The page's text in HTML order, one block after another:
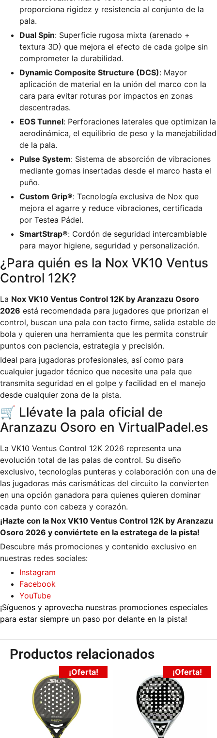
proporciona rigidez y resistencia al conjunto de la
pala.
Dual Spin: Superficie rugosa mixta (arenado +
textura 3D) que mejora el efecto de cada golpe sin
comprometer la durabilidad.
Dynamic Composite Structure (DCS): Mayor
aplicación de material en la unión del marco con la
cara para evitar roturas por impactos en zonas
descentradas.
EOS Tunnel: Perforaciones laterales que optimizan la
aerodinámica, el equilibrio de peso y la manejabilidad
de la pala.
Pulse System: Sistema de absorción de vibraciones
mediante gomas insertadas desde el marco hasta el
puño.
Custom Grip®: Tecnología exclusiva de Nox que
mejora el agarre y reduce vibraciones, certificada
por Testea Pádel.
SmartStrap®: Cordón de seguridad intercambiable
para mayor higiene, seguridad y personalización.
¿Para quién es la Nox VK10 Ventus
Control 12K?
La Nox VK10 Ventus Control 12K by Aranzazu Osoro
2026 está recomendada para jugadores que priorizan el
control, buscan una pala con tacto firme, salida estable de
bola y quieren una herramienta que les permita construir
puntos con paciencia, estrategia y precisión.
Ideal para jugadoras profesionales, así como para
cualquier jugador técnico que necesite una pala que
transmita seguridad en el golpe y facilidad en el manejo
desde cualquier zona de la pista.
🛒 Llévate la pala oficial de
Aranzazu Osoro en VirtualPadel.es
La VK10 Ventus Control 12K 2026 representa una
evolución total de las palas de control. Su diseño
exclusivo, tecnologías punteras y colaboración con una de
las jugadoras más carismáticas del circuito la convierten
en una opción ganadora para quienes quieren dominar
cada punto con cabeza y corazón.
¡Hazte con la Nox VK10 Ventus Control 12K by Aranzazu
Osoro 2026 y conviértete en la estratega de la pista!
Descubre más promociones y contenido exclusivo en
nuestras redes sociales:
Instagram
Facebook
YouTube
¡Síguenos y aprovecha nuestras promociones especiales
para estar siempre un paso por delante en la pista!
Productos relacionados
¡Oferta! ¡Oferta!